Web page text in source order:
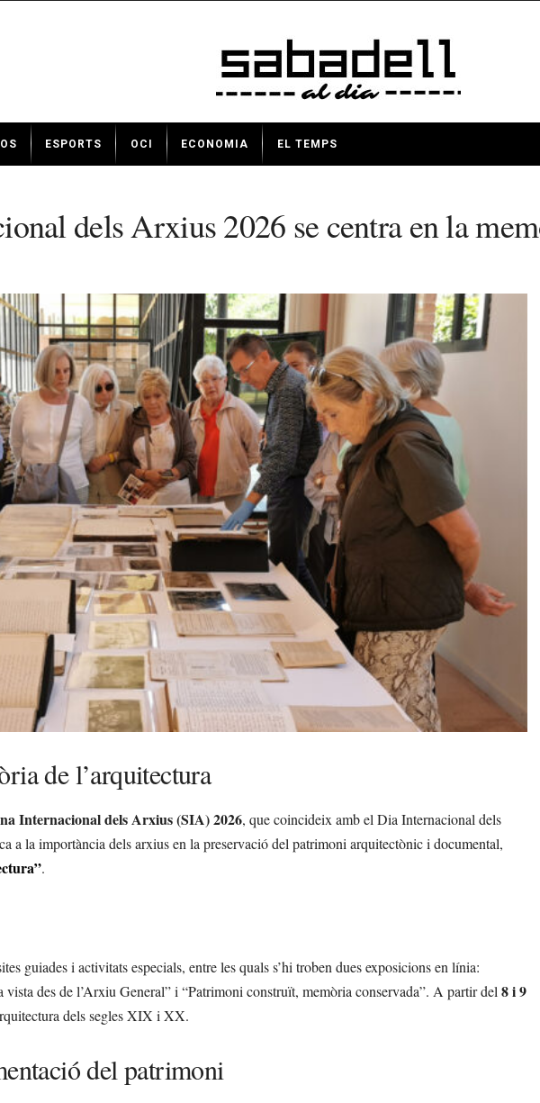
ESPORTS OCI ECONOMIA EL TEMPS
dels Arxius 2026 se centra en la
de l’arquitectura
Internacional dels Arxius (SIA) 2026, que coincideix amb el Dia Internacional dels
a la importància dels arxius en la preservació del patrimoni arquitectònic i documental,
.
guiades i activitats especials, entre les quals s’hi troben dues exposicions en línia:
vista des de l’Arxiu General” i “Patrimoni construït, memòria conservada”. A partir del8 i 9
dels segles XIX i XX.
del patrimoni